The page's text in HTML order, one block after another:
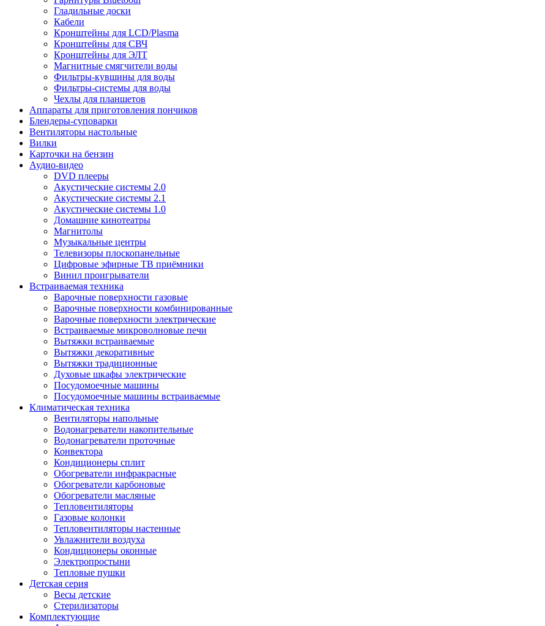
Гладильные доски
Кабели
Кронштейны для LCD/Plasma
Кронштейны для СВЧ
Кронштейны для ЭЛТ
Магнитные смягчители воды
Фильтры-кувшины для воды
Фильтры-системы для воды
Чехлы для планшетов
Аппараты для приготовления пончиков
Блендеры-суповарки
Вентиляторы настольные
Вилки
Карточки на бензин
Аудио-видео
DVD плееры
Акустические системы 2.0
Акустические системы 2.1
Акустические системы 1.0
Домашние кинотеатры
Магнитолы
Музыкальные центры
Телевизоры плоскопанельные
Цифровые эфирные ТВ приёмники
Винил проигрыватели
Встраиваемая техника
Варочные поверхности газовые
Варочные поверхности комбинированные
Варочные поверхности электрические
Встраиваемые микроволновые печи
Вытяжки встраиваемые
Вытяжки декоративные
Вытяжки традиционные
Духовые шкафы электрические
Посудомоечные машины
Посудомоечные машины встраиваемые
Климатическая техника
Вентиляторы напольные
Водонагреватели накопительные
Водонагреватели проточные
Конвектора
Кондиционеры сплит
Обогреватели инфракрасные
Обогреватели карбоновые
Обогреватели масляные
Тепловентиляторы
Газовые колонки
Тепловентиляторы настенные
Увлажнители воздуха
Кондиционеры оконные
Электропростыни
Тепловые пушки
Детская серия
Весы детские
Стерилизаторы
Комплектующие